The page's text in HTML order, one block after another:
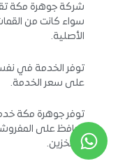
شركة جوهرة مكة
سواء كانت من
الأصلية.
توفر الخدمة في
على سعر الخدمة.
توفر جوهرة مكة
يحافظ على
والتخزين.